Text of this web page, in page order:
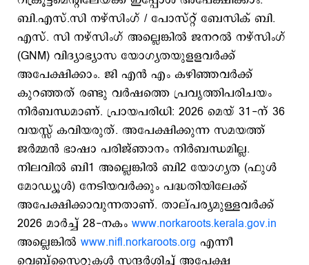
ബി.എസ്.സി നഴ്‌സിംഗ് / പോസ്റ്റ്‌ ബേസിക് ബി.
എസ്. സി നഴ്സിംഗ് അല്ലെങ്കിൽ ജനറൽ നഴ്‌സിംഗ്
(GNM) വിദ്യാഭ്യാസ യോഗ്യതയുളളവര്‍ക്ക്
അപേക്ഷിക്കാം. ജി എൻ എം കഴിഞ്ഞവർക്ക്
കുറഞ്ഞത് രണ്ടു വർഷത്തെ പ്രവൃത്തിപരിചയം
നിർബന്ധമാണ്. പ്രായപരിധി: 2026 മെയ് 31-ന് 36
വയസ്സ് കവിയരുത്. അപേക്ഷിക്കുന്ന സമയത്ത്
ജർമ്മൻ ഭാഷാ പരിജ്ഞാനം നിർബന്ധമില്ല.
നിലവിൽ ബി1 അല്ലെങ്കിൽ ബി2 യോഗ്യത (ഫുൾ
മോഡ്യൂൾ) നേടിയവര്‍ക്കും പദ്ധതിയിലേക്ക്
അപേക്ഷിക്കാവുന്നതാണ്. താല്പര്യമുള്ളവർക്ക്
2026 മാര്‍ച്ച് 28-നകം www.norkaroots.kerala.gov.in
അല്ലെങ്കിൽ www.nifl.norkaroots.org എന്നീ
വെബ്സൈറ്റുകൾ സന്ദർശിച്ച് അപേക്ഷ